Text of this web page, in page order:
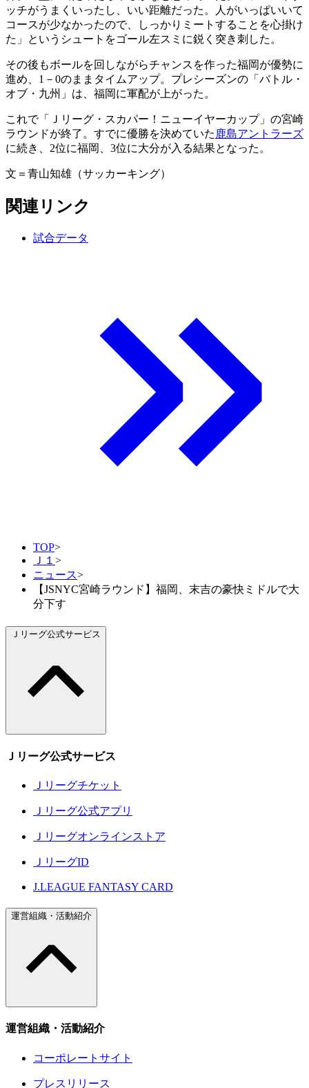
ッチがうまくいったし、いい距離だった。人がいっぱいいて
コースが少なかったので、しっかりミートすることを心掛け
た」というシュートをゴール左スミに鋭く突き刺した。
その後もボールを回しながらチャンスを作った福岡が優勢に
進め、1－0のままタイムアップ。プレシーズンの「バトル・
オブ・九州」は、福岡に軍配が上がった。
これで「Ｊリーグ・スカパー！ニューイヤーカップ」の宮崎
ラウンドが終了。すでに優勝を決めていた 鹿島アントラーズ
に続き、2位に福岡、3位に大分が入る結果となった。
文＝青山知雄（サッカーキング）
関連リンク
試合データ
TOP>
Ｊ１ >
ニュース>
【JSNYC宮崎ラウンド】福岡、末吉の豪快ミドルで大
分下す
Ｊリーグ公式サービス
Ｊリーグ公式サービス
Ｊリーグチケット
Ｊリーグ公式アプリ
Ｊリーグオンラインストア
ＪリーグID
J.LEAGUE FANTASY CARD
運営組織・活動紹介
運営組織・活動紹介
コーポレートサイト
プレスリリース